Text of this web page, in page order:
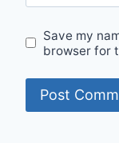
Save my
browser for